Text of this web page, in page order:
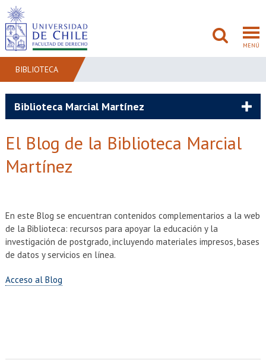
MENÚ
FACULTAD
INVESTIGACIÓN
BIBLIOTECAS
BIBLIOTECA
Biblioteca Marcial Martínez
El Blog de la Biblioteca Marcial
Martínez
En este Blog se encuentran contenidos complementarios a la web
de la Biblioteca: recursos para apoyar la educación y la
investigación de postgrado, incluyendo materiales impresos, bases
de datos y servicios en línea.
Acceso al Blog